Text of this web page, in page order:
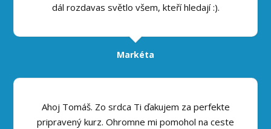
dál rozdavas světlo všem, kteří hledají :).
Markéta
Ahoj Tomáš. Zo srdca Ti ďakujem za perfekte
pripravený kurz. Ohromne mi pomohol na ceste